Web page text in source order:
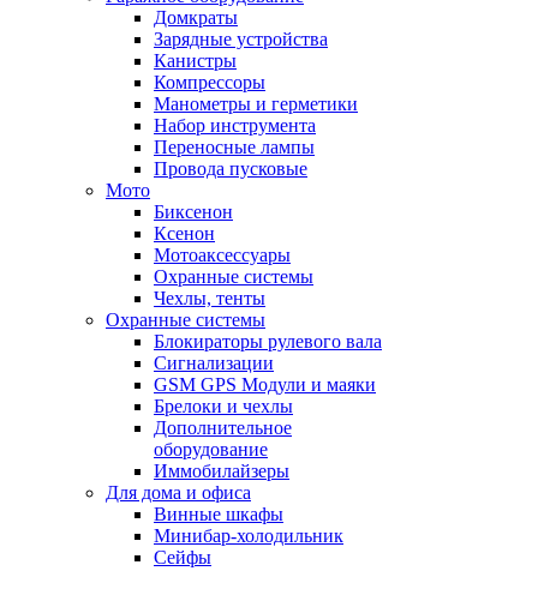
Домкраты
Зарядные устройства
Канистры
Компрессоры
Манометры и герметики
Набор инструмента
Переносные лампы
Провода пусковые
Мото
Биксенон
Ксенон
Мотоаксессуары
Охранные системы
Чехлы, тенты
Охранные системы
Блокираторы рулевого вала
Сигнализации
GSM GPS Модули и маяки
Брелоки и чехлы
Дополнительное
оборудование
Иммобилайзеры
Для дома и офиса
Винные шкафы
Минибар-холодильник
Сейфы